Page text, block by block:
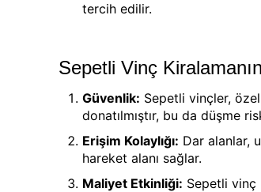
tercih edilir.
Sepetli Vinç
Güvenlik: Sepetli vinçler,
donatılmıştır, bu da düşme
Erişim Kolaylığı: Dar alanlar,
hareket alanı sağlar.
Maliyet Etkinliği: Sepetli vinç